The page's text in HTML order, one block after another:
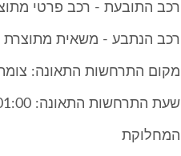
רכב התובעת - רכב פרטי
רכב הנתבע - משאית מתוצרת
מקום התרחשות התאונה: צומת
שעת התרחשות התאונה: 01:00 (לילה/לפנות בוקר).
המחלוקת